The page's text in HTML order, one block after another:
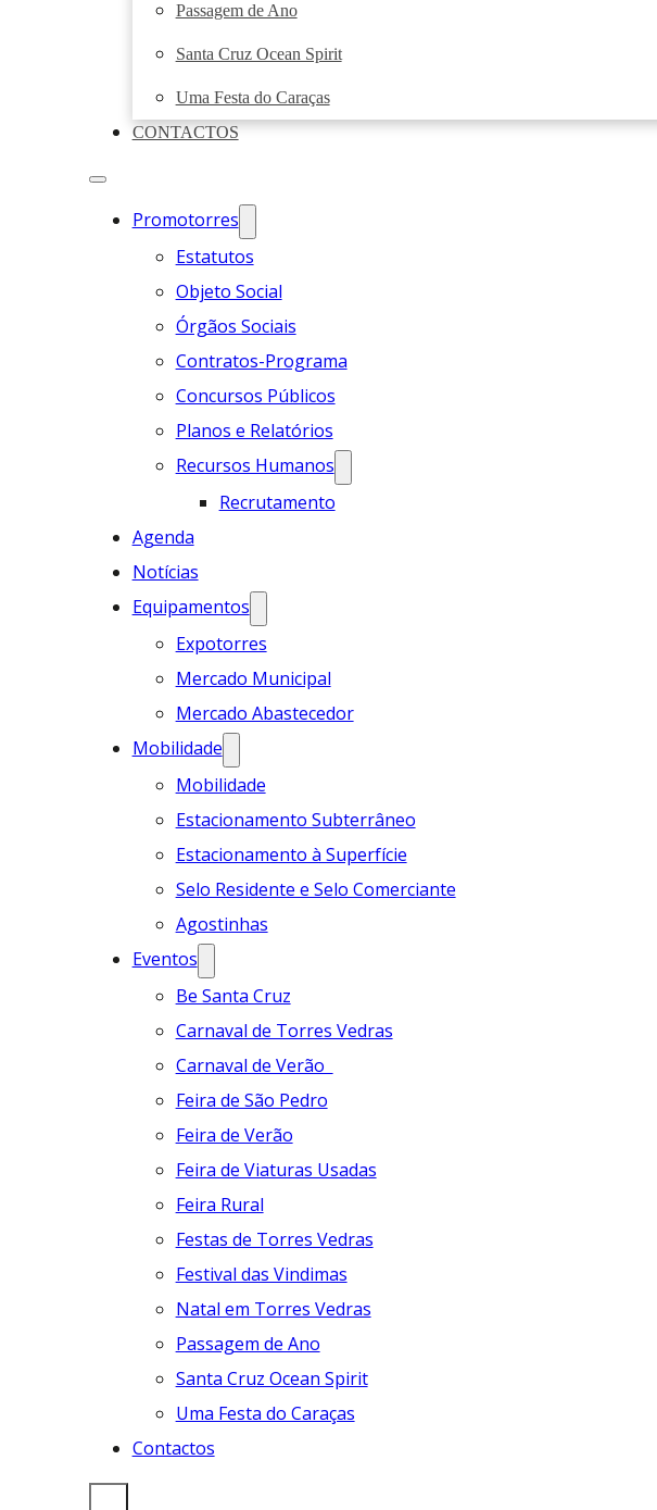
Passagem de Ano
Santa Cruz Ocean Spirit
Uma Festa do Caraças
CONTACTOS
Promotorres
Estatutos
Objeto Social
Órgãos Sociais
Contratos-Programa
Concursos Públicos
Planos e Relatórios
Recursos Humanos
Recrutamento
Agenda
Notícias
Equipamentos
Expotorres
Mercado Municipal
Mercado Abastecedor
Mobilidade
Mobilidade
Estacionamento Subterrâneo
Estacionamento à Superfície
Selo Residente e Selo Comerciante
Agostinhas
Eventos
Be Santa Cruz
Carnaval de Torres Vedras
Carnaval de Verão
Feira de São Pedro
Feira de Verão
Feira de Viaturas Usadas
Feira Rural
Festas de Torres Vedras
Festival das Vindimas
Natal em Torres Vedras
Passagem de Ano
Santa Cruz Ocean Spirit
Uma Festa do Caraças
Contactos